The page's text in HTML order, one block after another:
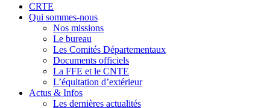
search
Menu
CRTE
Qui sommes-nous
Nos missions
Le bureau
Les Comités Départementaux
Documents officiels
La FFE et le CNTE
L’équitation d’extérieur
Actus & Infos
Les dernières actualités